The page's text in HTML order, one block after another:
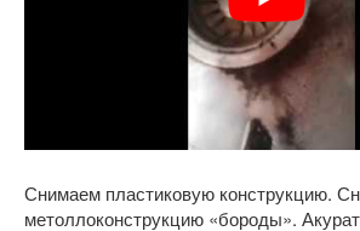
Снимаем пластиковую конструкцию.
метоллоконструкцию «бороды».